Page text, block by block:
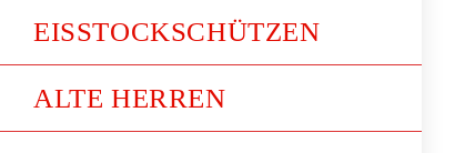
EISSTOCKSCHÜTZEN
ALTE HERREN